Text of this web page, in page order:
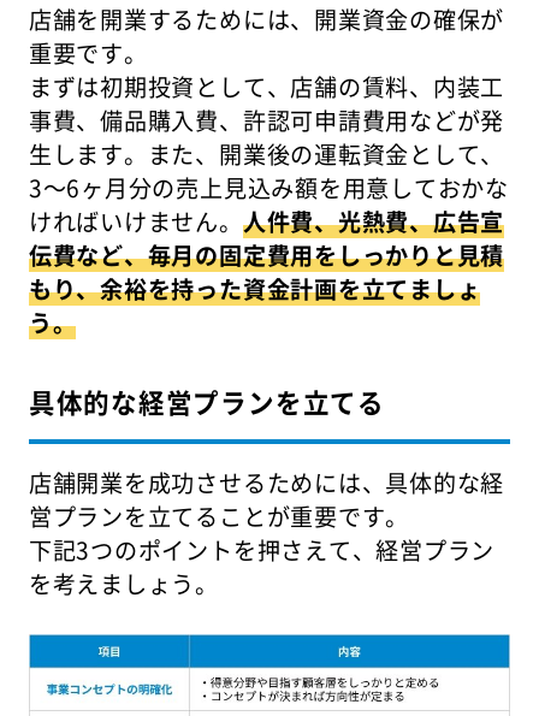
店舗を開業するためには、開業資金の確保が
重要です。
まずは初期投資として、店舗の賃料、内装工
事費、備品購入費、許認可申請費用などが発
生します。また、開業後の運転資金として、
3～6ヶ月分の売上見込み額を用意しておかな
ければいけません。 人件費、光熱費、広告宣
伝費など、毎月の固定費用をしっかりと見積
もり、余裕を持った資金計画を立てましょ
う。
具体的な経営プランを立てる
店舗開業を成功させるためには、具体的な経
営プランを立てることが重要です。
下記3つのポイントを押さえて、経営プラン
を考えましょう。